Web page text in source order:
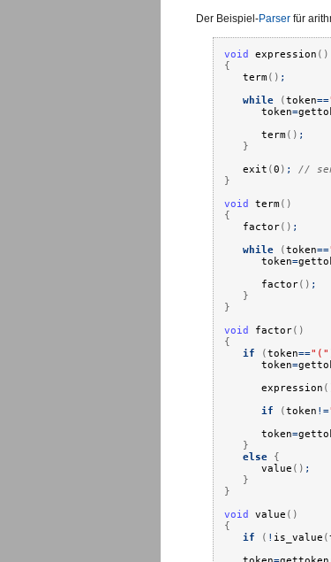
Der Beispiel-Parser für
void expression ( )
{
term( ) ;
while
( token==
token=
term( ) ;
}
exit ( 0 ) ;
//
}
void
term( )
{
factor( ) ;
while
( token==
token=
factor( ) ;
}
}
void
factor( )
{
if
( token=="("
token=
expression (
if
( token !=
token=
}
else
{
value ( ) ;
}
}
void
value ( )
{
if
( ! is_value (